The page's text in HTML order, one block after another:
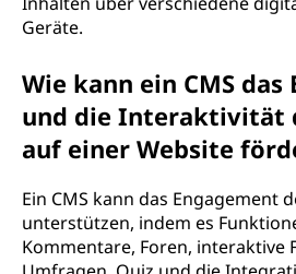
Geräte.
Wie kann ein CMS das
und die Interaktivität
auf einer Website
Ein CMS kann das Engagement
unterstützen, indem es
Kommentare, Foren, interaktive